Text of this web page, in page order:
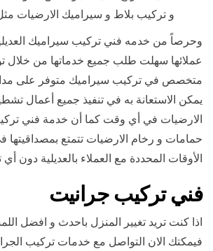
و تركيب بلاط و سيراميك الارضيات
وحرصاً من خدمه فني تركيب سيراميك
عملائها سهلت طلب جميع خدماتها من خلال
متخصص في تركيب سيراميك متوفر على مدار
يمكن الاستعانة به في تنفيذ جميع أعمال
الارضيات في أي وقت كما أن خدمة فني
حمامات و رخام الارضيات تتمتع
الأوقات المحددة مع العملاء بالعديلية دون أي
فني تركيب جرانيت
اذا كنت تريد تغيير المنزل باحدث و افضل
فيمكتك الان التواصل مع خدمات تركيب